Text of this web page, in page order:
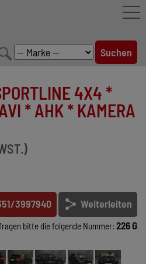
4X4 *
* AHK * KAMERA
3997940 Weiterleiten
bitte die folgende Nummer: 226 G